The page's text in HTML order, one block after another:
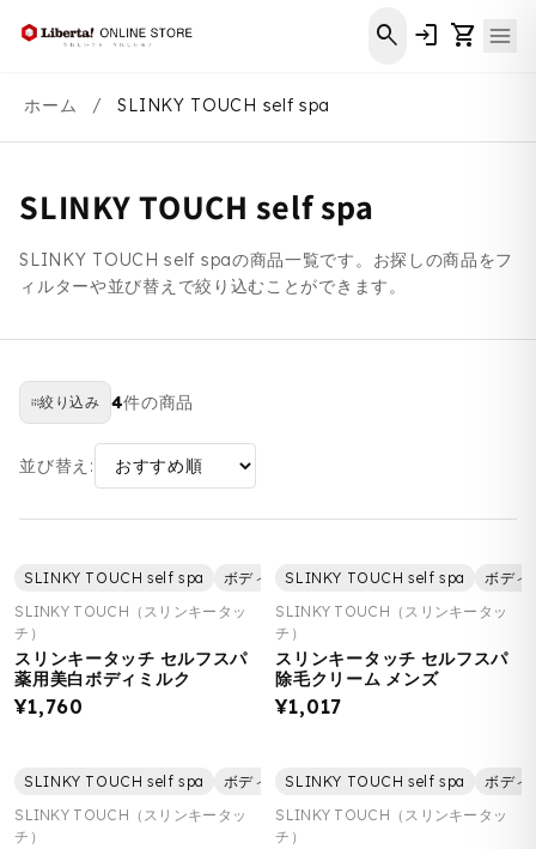
ンツに
進む
search login shopping_cart
ホーム / SLINKY TOUCH self spa
SLINKY TOUCH self spa
SLINKY TOUCH self spaの商品一覧です。お探しの商品をフ
ィルターや並び替えで絞り込むことができます。
絞り込み 4件の商品
並び替え:
SLINKY TOUCH self spa ボディケア 美容
美白・トーンアップ
SLINKY TOUCH（スリンキータッ
チ）
スリンキータッチ セルフスパ
薬用美白ボディミルク
¥1,760
SLINKY TOUCH self spa
ボディ
SLINKY TOUCH（スリンキータッ
チ）
スリンキータッチ セルフスパ
除毛クリーム メンズ
¥1,017
SLINKY TOUCH self spa ボディケア 美容
除毛
SLINKY TOUCH（スリンキータッ
チ）
SLINKY TOUCH self spa
ボディ
SLINKY TOUCH（スリンキータッ
チ）